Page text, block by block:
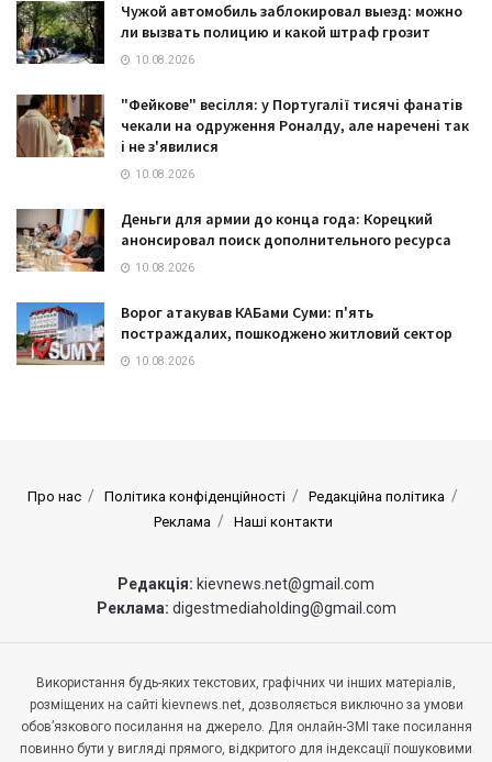
Чужой автомобиль заблокировал выезд: можно
ли вызвать полицию и какой штраф грозит
10.08.2026
"Фейкове" весілля: у Португалії тисячі фанатів
чекали на одруження Роналду, але наречені так
і не з'явилися
10.08.2026
Деньги для армии до конца года: Корецкий
анонсировал поиск дополнительного ресурса
10.08.2026
Ворог атакував КАБами Суми: п'ять
постраждалих, пошкоджено житловий сектор
10.08.2026
Про нас Політика конфіденційності
Редакційна політика
Реклама
Наші контакти
Редакція: kievnews.net@gmail.com
Реклама: digestmediaholding@gmail.com
Використання будь-яких текстових, графічних чи інших матеріалів,
розміщених на сайті kievnews.net, дозволяється виключно за умови
обов’язкового посилання на джерело. Для онлайн-ЗМІ таке посилання
повинно бути у вигляді прямого, відкритого для індексації пошуковими